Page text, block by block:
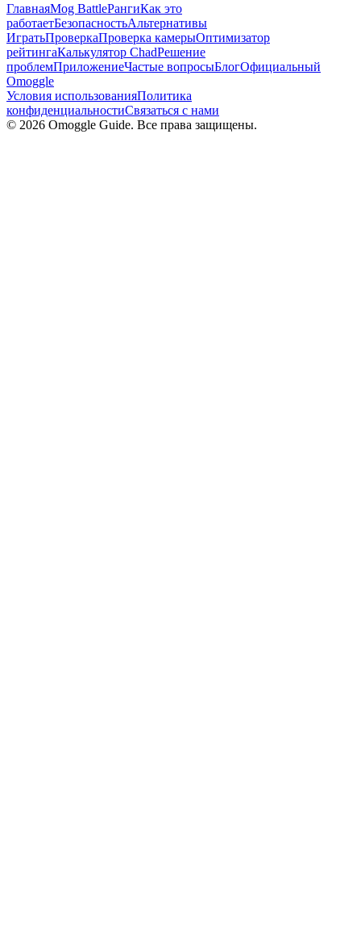
ГлавнаяMog BattleРангиКак это
работаетБезопасностьАльтернативы
ИгратьПроверкаПроверка камерыОптимизатор
рейтингаКалькулятор ChadРешение
проблемПриложениеЧастые вопросыБлогОфициальный
Omoggle
Условия использованияПолитика
конфиденциальностиСвязаться с нами
© 2026 Omoggle Guide. Все права защищены.